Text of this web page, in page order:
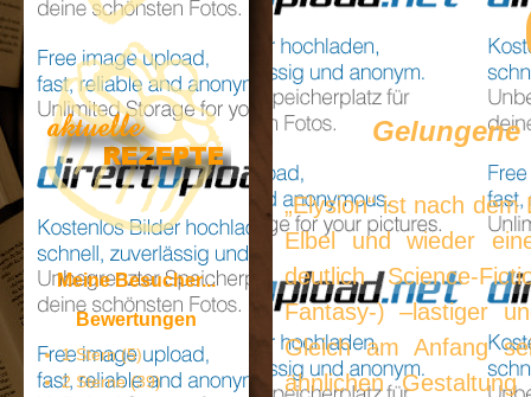
„Elysion“ ist nach dem
Elbel und wieder
deutlich Science-
Fantasy-) –lastiger
Gleich am Anfang
ähnlichen
Meine Besucher...
Bewertungen
1 Stern (5)
2 Sterne (39)